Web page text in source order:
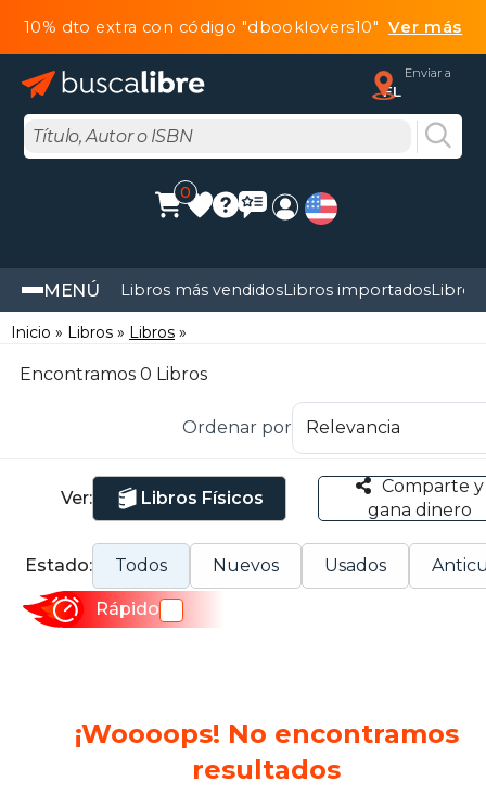
10% dto extra con código "dbooklovers10"Ver más
Enviar a
FL
0
MENÚ Libros más vendidosLibros importadosLibros
Inicio Libros Libros
Encontramos 0 Libros
Ordenar por
Ver: Libros Físicos
Comparte y
gana dinero
Estado: Todos Nuevos Usados
Rápido
¡Woooops! No encontramos
resultados